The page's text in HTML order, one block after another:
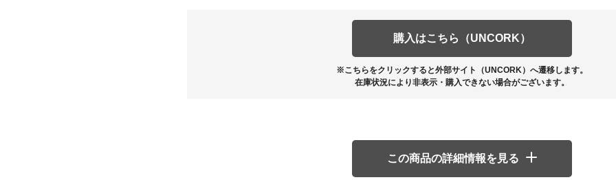
購入はこちら（UNCORK）
※こちらをクリックすると外部サイト（UNCORK）へ遷移します。
在庫状況により非表示・購入できない場合がございます。
この商品の詳細情報を見る